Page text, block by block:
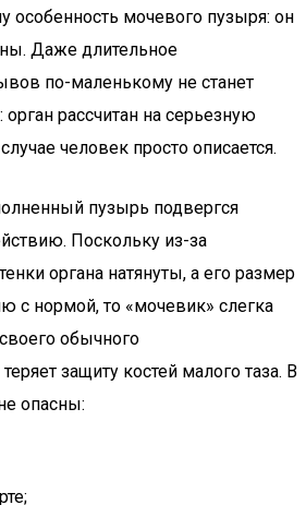
особенность мочевого пузыря: он
Даже длительное
по-маленькому не станет
рассчитан на серьезную
человек просто описается.
пузырь подвергся
Поскольку из-за
органа натянуты, а его размер
с нормой, то «мочевик» слегка
обычного
защиту костей малого таза. В
опасны: